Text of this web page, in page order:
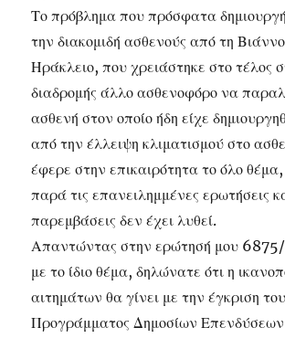
Το πρόβλημα που πρόσφατα
την διακομιδή ασθενούς από τη
Ηράκλειο, που χρειάστηκε στο τέλος
διαδρομής άλλο ασθενοφόρο να
ασθενή στον οποίο ήδη είχε
από την έλλειψη κλιματισμού στο
έφερε στην επικαιρότητα το όλο θέμα,
παρά τις επανειλημμένες ερωτήσεις
παρεμβάσεις δεν έχει λυθεί.
Απαντώντας στην ερώτησή μου
με το ίδιο θέμα, δηλώνατε ότι η
αιτημάτων θα γίνει με την έγκριση του
Προγράμματος Δημοσίων